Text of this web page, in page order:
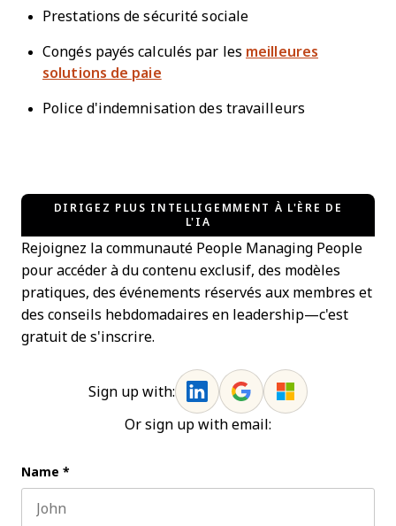
Prestations de sécurité sociale
Congés payés calculés par les meilleures
solutions de paie
Police d'indemnisation des travailleurs
DIRIGEZ PLUS INTELLIGEMMENT À L'ÈRE DE
L'IA
Rejoignez la communauté People Managing People
pour accéder à du contenu exclusif, des modèles
pratiques, des événements réservés aux membres et
des conseils hebdomadaires en leadership—c'est
gratuit de s'inscrire.
Sign up with:
Or sign up with email:
Name *